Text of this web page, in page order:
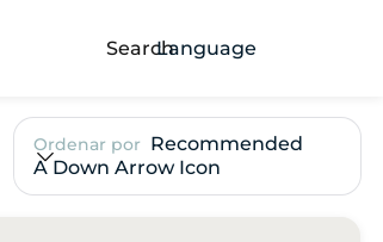
SearchLanguage
Ordenar por Recommended
A Down Arrow Icon